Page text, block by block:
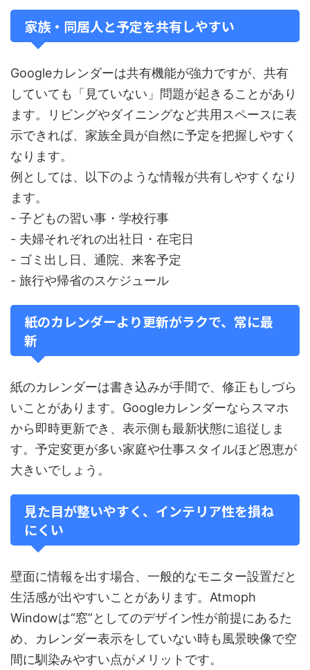
家族・同居人と予定を共有しやすい
Googleカレンダーは共有機能が強力ですが、共有
していても「見ていない」問題が起きることがあり
ます。リビングやダイニングなど共用スペースに表
示できれば、家族全員が自然に予定を把握しやすく
なります。
例としては、以下のような情報が共有しやすくなり
ます。
- 子どもの習い事・学校行事
- 夫婦それぞれの出社日・在宅日
- ゴミ出し日、通院、来客予定
- 旅行や帰省のスケジュール
紙のカレンダーより更新がラクで、常に最
新
紙のカレンダーは書き込みが手間で、修正もしづら
いことがあります。Googleカレンダーならスマホ
から即時更新でき、表示側も最新状態に追従しま
す。予定変更が多い家庭や仕事スタイルほど恩恵が
大きいでしょう。
見た目が整いやすく、インテリア性を損ね
にくい
壁面に情報を出す場合、一般的なモニター設置だと
生活感が出やすいことがあります。Atmoph
Windowは“窓”としてのデザイン性が前提にあるた
め、カレンダー表示をしていない時も風景映像で空
間に馴染みやすい点がメリットです。